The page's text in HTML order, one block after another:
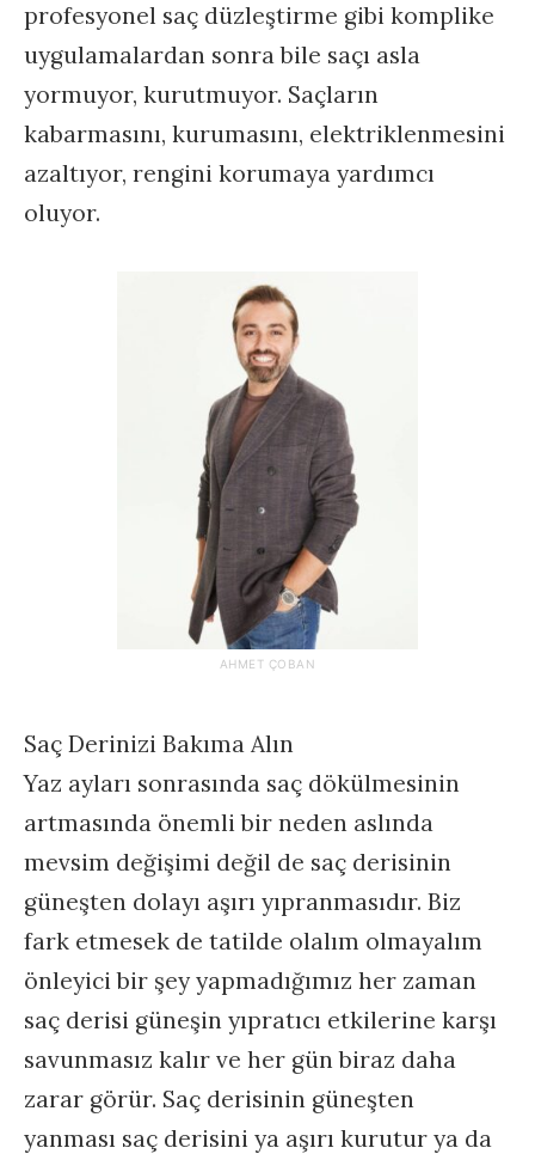
profesyonel saç düzleştirme gibi komplike
uygulamalardan sonra bile saçı asla
yormuyor, kurutmuyor. Saçların
kabarmasını, kurumasını, elektriklenmesini
azaltıyor, rengini korumaya yardımcı
oluyor.
AHMET ÇOBAN
Saç Derinizi Bakıma Alın
Yaz ayları sonrasında saç dökülmesinin
artmasında önemli bir neden aslında
mevsim değişimi değil de saç derisinin
güneşten dolayı aşırı yıpranmasıdır. Biz
fark etmesek de tatilde olalım olmayalım
önleyici bir şey yapmadığımız her zaman
saç derisi güneşin yıpratıcı etkilerine karşı
savunmasız kalır ve her gün biraz daha
zarar görür. Saç derisinin güneşten
yanması saç derisini ya aşırı kurutur ya da